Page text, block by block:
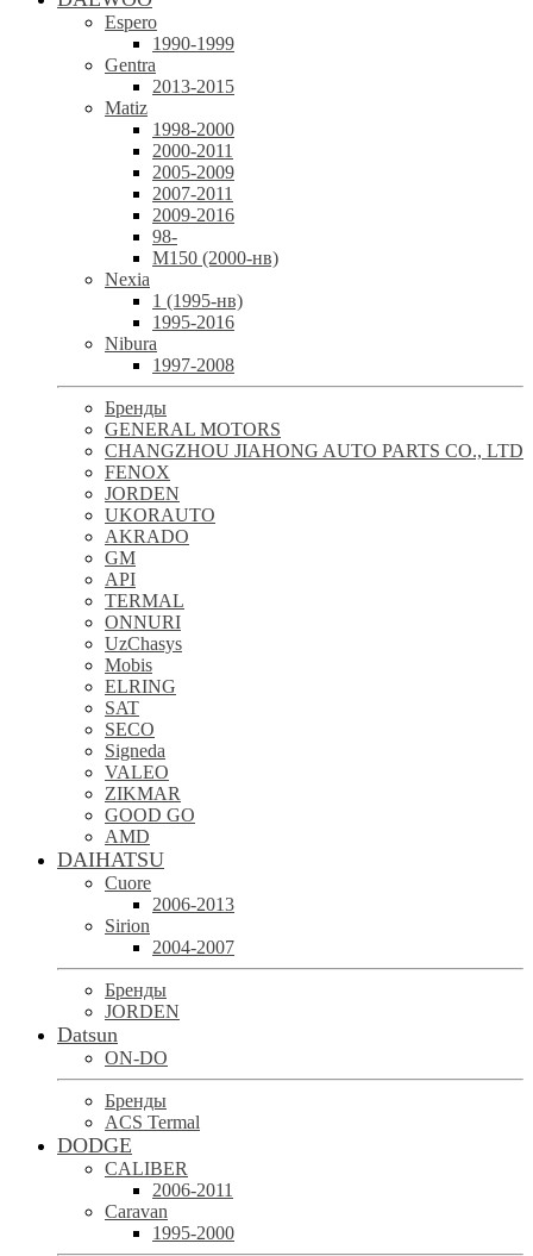
Espero
1990-1999
Gentra
2013-2015
Matiz
1998-2000
2000-2011
2005-2009
2007-2011
2009-2016
98-
М150 (2000-нв)
Nexia
1 (1995-нв)
1995-2016
Nibura
1997-2008
Бренды
GENERAL MOTORS
CHANGZHOU JIAHONG AUTO PARTS CO., LTD
FENOX
JORDEN
UKORAUTO
AKRADO
GM
API
TERMAL
ONNURI
UzChasys
Mobis
ELRING
SAT
SECO
Signeda
VALEO
ZIKMAR
GOOD GO
AMD
DAIHATSU
Cuore
2006-2013
Sirion
2004-2007
Бренды
JORDEN
Datsun
ON-DO
Бренды
ACS Termal
DODGE
CALIBER
2006-2011
Caravan
1995-2000